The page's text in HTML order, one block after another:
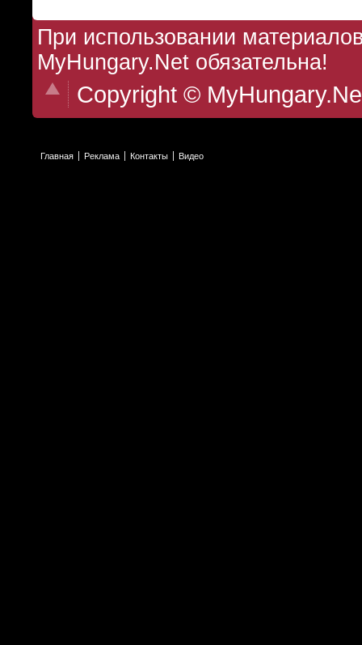
При использовании
MyHungary.Net обязательна!
Copyright ©
Главная Реклама Контакты Видео